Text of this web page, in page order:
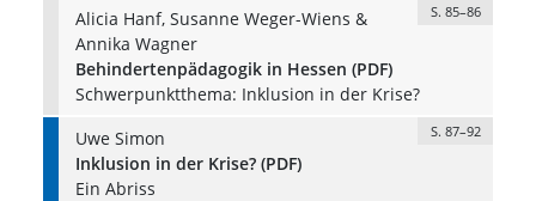
Alicia Hanf, Susanne Weger-Wiens &
Annika Wagner
S. 85–86
Behindertenpädagogik in Hessen (PDF)
Schwerpunktthema: Inklusion in der Krise?
Uwe Simon
S. 87–92
Inklusion in der Krise? (PDF)
Ein Abriss